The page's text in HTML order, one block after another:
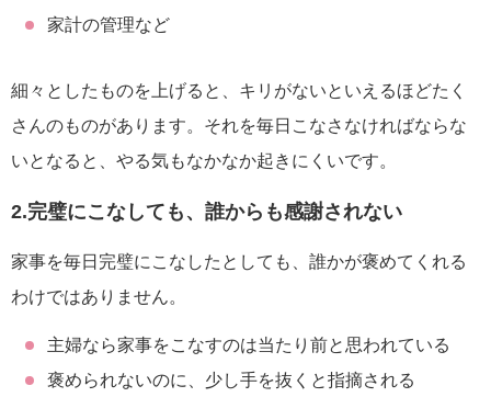
家計の管理など
細々としたものを上げると、キリがないといえるほどたく
さんのものがあります。それを毎日こなさなければならな
いとなると、やる気もなかなか起きにくいです。
2.完璧にこなしても、誰からも感謝されない
家事を毎日完璧にこなしたとしても、誰かが褒めてくれる
わけではありません。
主婦なら家事をこなすのは当たり前と思われている
褒められないのに、少し手を抜くと指摘される